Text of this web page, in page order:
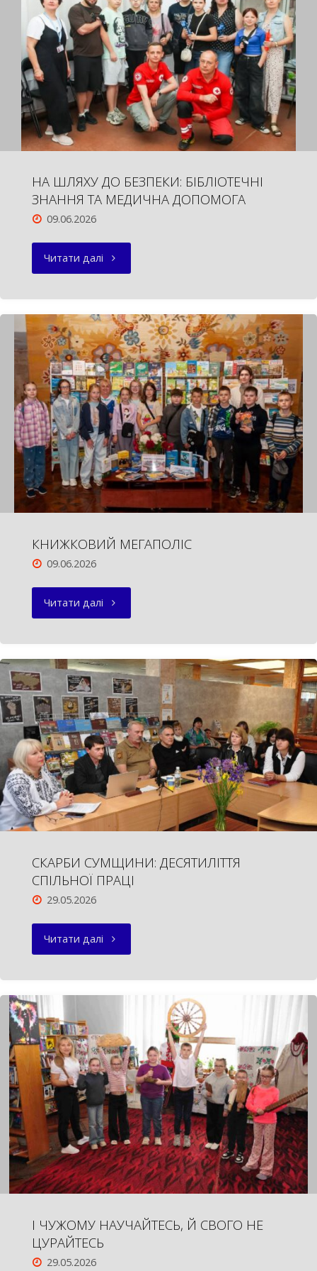
НА ШЛЯХУ ДО БЕЗПЕКИ: БІБЛІОТЕЧНІ
ЗНАННЯ ТА МЕДИЧНА ДОПОМОГА
09.06.2026
Читати далі "НА
ДО
БЕЗПЕКИ:
БІБЛІОТЕЧНІ
ЗНАННЯ
ТА
МЕДИЧНА
КНИЖКОВИЙ МЕГАПОЛІС
09.06.2026
Читати далі "КНИЖКОВИЙ
СКАРБИ СУМЩИНИ: ДЕСЯТИЛІТТЯ
СПІЛЬНОЇ ПРАЦІ
29.05.2026
Читати далі "СКАРБИ
ДЕСЯТИЛІТТЯ
ПРАЦІ"
І ЧУЖОМУ НАУЧАЙТЕСЬ, Й СВОГО НЕ
ЦУРАЙТЕСЬ
29.05.2026